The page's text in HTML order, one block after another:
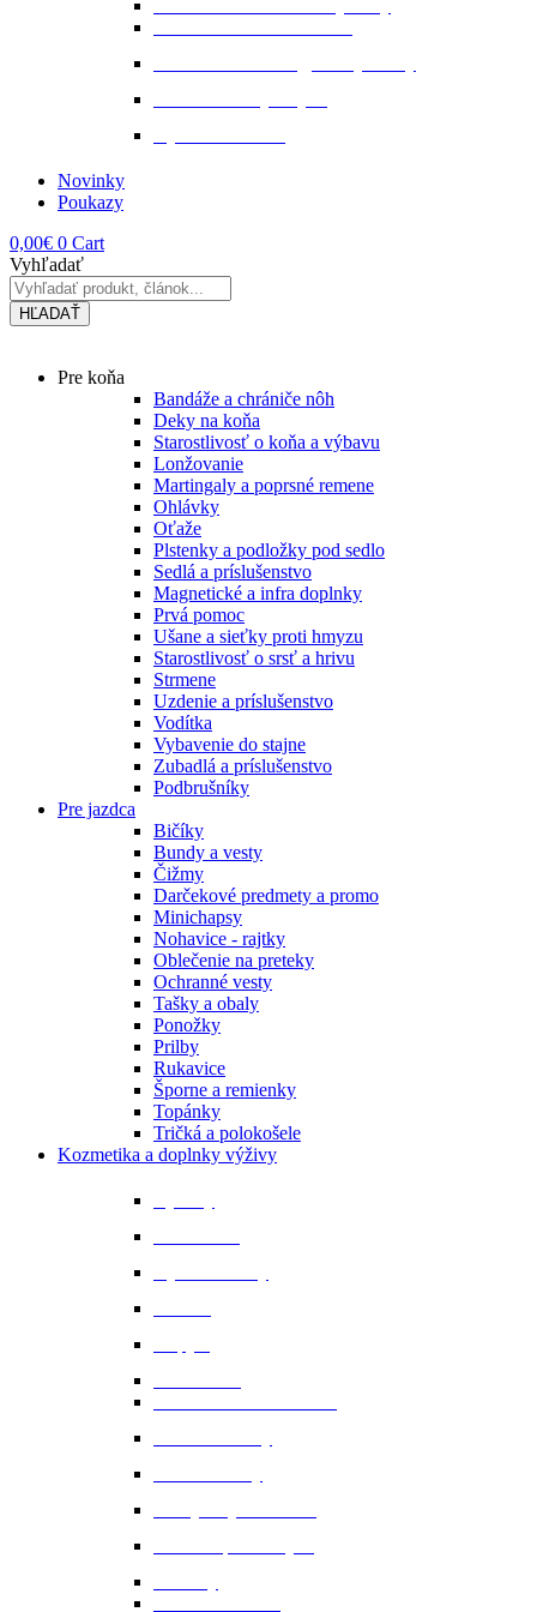
Novinky
Poukazy
0,00€ 0 Cart
Vyhľadať
HĽADAŤ
Main
Pre koňa
Bandáže a chrániče nôh
Deky na koňa
Starostlivosť o koňa a výbavu
Lonžovanie
Martingaly a poprsné remene
Ohlávky
Oťaže
Plstenky a podložky pod sedlo
Sedlá a príslušenstvo
Magnetické a infra doplnky
Prvá pomoc
Ušane a sieťky proti hmyzu
Starostlivosť o srsť a hrivu
Strmene
Uzdenie a príslušenstvo
Vodítka
Vybavenie do stajne
Zubadlá a príslušenstvo
Podbrušníky
Pre jazdca
Bičíky
Bundy a vesty
Čižmy
Darčekové predmety a promo
Minichapsy
Nohavice - rajtky
Oblečenie na preteky
Ochranné vesty
Tašky a obaly
Ponožky
Prilby
Rukavice
Šporne a remienky
Topánky
Tričká a polokošele
Kozmetika a doplnky výživy